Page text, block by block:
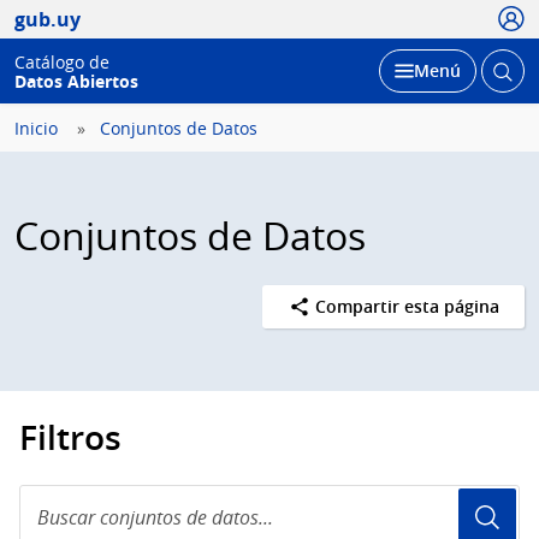
gub.uy
Catálogo de
Datos Abiertos
Desplegar
Menú Abrir
Inicio Conjuntos de Datos
Conjuntos de Datos
Compartir esta página
Filtros
conjuntos